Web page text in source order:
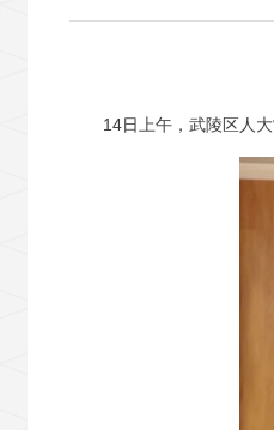
14日上午，武陵区人